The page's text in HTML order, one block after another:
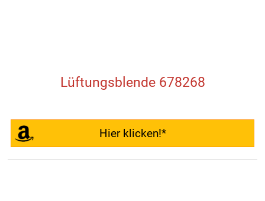
Lüftungsblende 678268
Hier klicken!*